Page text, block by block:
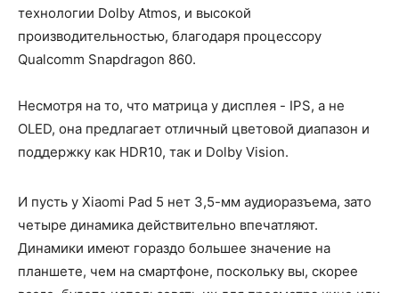
технологии Dolby Atmos, и высокой
производительностью, благодаря процессору
Qualcomm Snapdragon 860.
Несмотря на то, что матрица у дисплея - IPS, а не
OLED, она предлагает отличный цветовой диапазон и
поддержку как HDR10, так и Dolby Vision.
И пусть у Xiaomi Pad 5 нет 3,5-мм аудиоразъема, зато
четыре динамика действительно впечатляют.
Динамики имеют гораздо большее значение на
планшете, чем на смартфоне, поскольку вы, скорее